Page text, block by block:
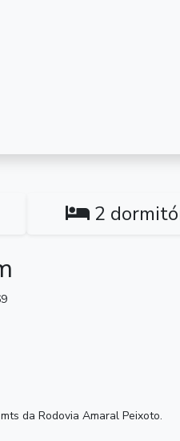
2
da Rodovia Amaral Peixoto.